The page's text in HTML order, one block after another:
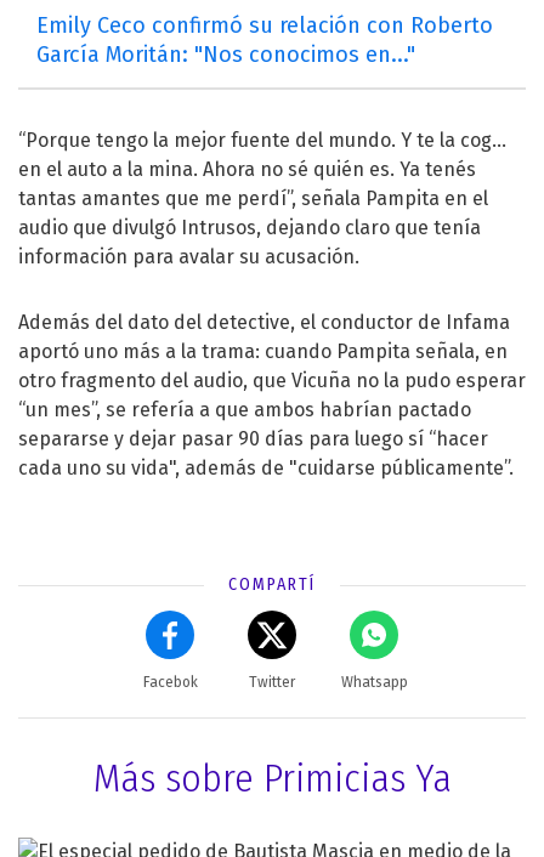
Emily Ceco confirmó su relación con Roberto
García Moritán: "Nos conocimos en..."
“Porque tengo la mejor fuente del mundo. Y te la cog…
en el auto a la mina. Ahora no sé quién es. Ya tenés
tantas amantes que me perdí”, señala Pampita en el
audio que divulgó Intrusos, dejando claro que tenía
información para avalar su acusación.
Además del dato del detective, el conductor de Infama
aportó uno más a la trama: cuando Pampita señala, en
otro fragmento del audio, que Vicuña no la pudo esperar
“un mes”, se refería a que ambos habrían pactado
separarse y dejar pasar 90 días para luego sí “hacer
cada uno su vida", además de "cuidarse públicamente”.
COMPARTÍ
Facebok Twitter Whatsapp
Más sobre Primicias Ya